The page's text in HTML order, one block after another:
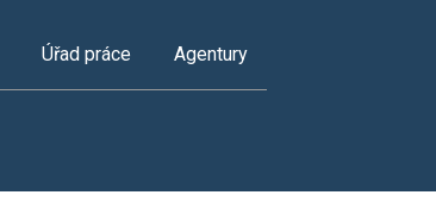
Úřad práce Agentury